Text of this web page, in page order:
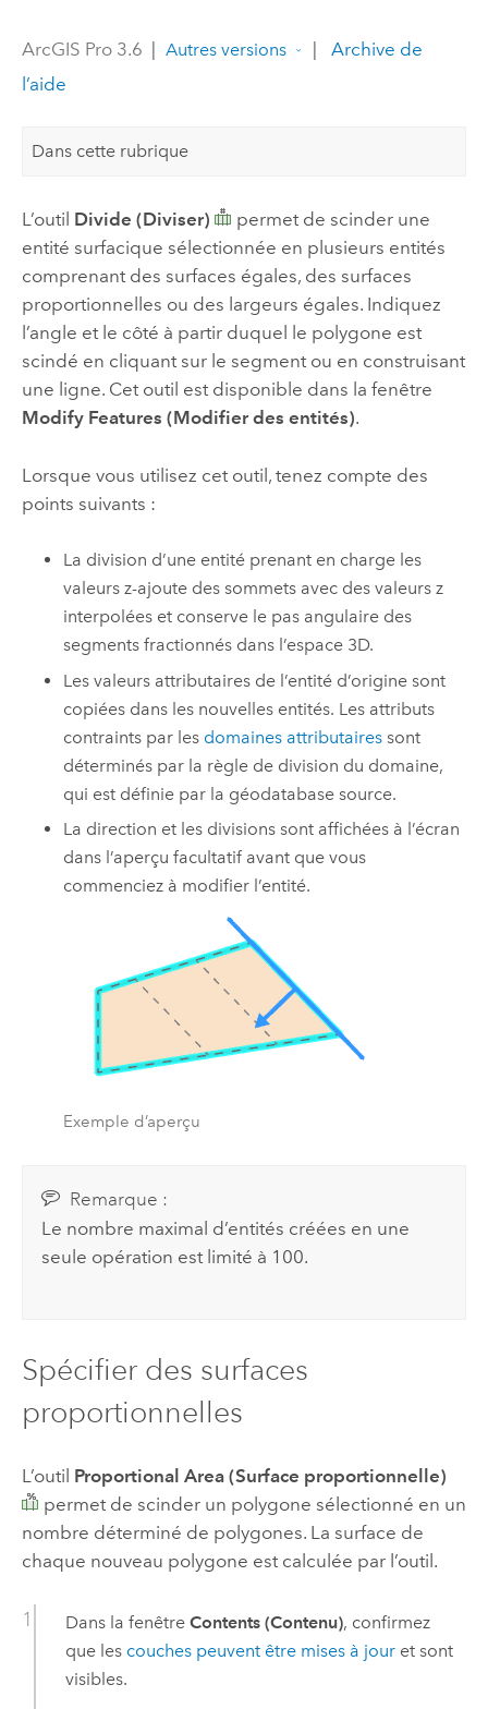
ArcGIS Pro 3.6 | Autres versions |
Archive de
l’aide
Dans cette rubrique
L’outil Divide (Diviser)
permet de scinder une
entité surfacique sélectionnée en plusieurs entités
comprenant des surfaces égales, des surfaces
proportionnelles ou des largeurs égales. Indiquez
l’angle et le côté à partir duquel le polygone est
scindé en cliquant sur le segment ou en construisant
une ligne. Cet outil est disponible dans la fenêtre
Modify Features (Modifier des entités).
Lorsque vous utilisez cet outil, tenez compte des
points suivants :
La division d’une entité prenant en charge les
valeurs z-ajoute des sommets avec des valeurs z
interpolées et conserve le pas angulaire des
segments fractionnés dans l’espace 3D.
Les valeurs attributaires de l’entité d’origine sont
copiées dans les nouvelles entités. Les attributs
contraints par les domaines attributaires sont
déterminés par la règle de division du domaine,
qui est définie par la géodatabase source.
La direction et les divisions sont affichées à l’écran
dans l’aperçu facultatif avant que vous
commenciez à modifier l’entité.
Exemple d’aperçu
Remarque :
Le nombre maximal d’entités créées en une
seule opération est limité à 100.
Spécifier des surfaces
proportionnelles
L’outil Proportional Area (Surface proportionnelle)
permet de scinder un polygone sélectionné en un
nombre déterminé de polygones. La surface de
chaque nouveau polygone est calculée par l’outil.
Dans la fenêtre Contents (Contenu), confirmez
que les couches peuvent être mises à jouret sont
visibles.